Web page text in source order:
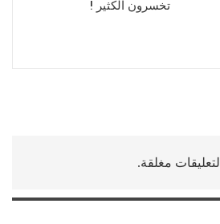
تخسرون الكثير !
التعليقات مغلقة.